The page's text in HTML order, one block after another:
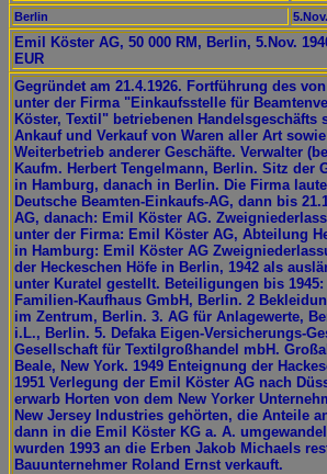
Berlin
Emil Köster AG, 50 000 RM, Berlin, 5.Nov.
EUR
Gegründet am 21.4.1926. Fortführung des
unter der Firma "Einkaufsstelle für
Köster, Textil" betriebenen Handelsgeschäfts
Ankauf und Verkauf von Waren aller Art
Weiterbetrieb anderer Geschäfte. Verwalter
Kaufm. Herbert Tengelmann, Berlin. Sitz der
in Hamburg, danach in Berlin. Die Firma
Deutsche Beamten-Einkaufs-AG, dann bis
AG, danach: Emil Köster AG.
unter der Firma: Emil Köster AG, Abteilung
in Hamburg: Emil Köster AG
der Heckeschen Höfe in Berlin, 1942 als
unter Kuratel gestellt. Beteiligungen bis 1945:
Familien-Kaufhaus GmbH, Berlin. 2
im Zentrum, Berlin. 3. AG für Anlagewerte,
i.L., Berlin. 5. Defaka Eigen-Versicherungs-
Gesellschaft für Textilgroßhandel mbH.
Beale, New York. 1949 Enteignung der
1951 Verlegung der Emil Köster AG nach
erwarb Horten von dem New Yorker
New Jersey Industries gehörten, die Anteile
dann in die Emil Köster KG a. A.
wurden 1993 an die Erben Jakob Michaels
Bauunternehmer Roland Ernst verkauft.